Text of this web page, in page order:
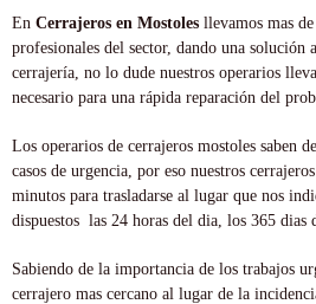
En Cerrajeros en Mostoles llevamos mas
profesionales del sector, dando una solución
cerrajería, no lo dude nuestros operarios
necesario para una rápida reparación del
Los operarios de cerrajeros mostoles saben
casos de urgencia, por eso nuestros
minutos para trasladarse al lugar que nos
dispuestos las 24 horas del dia, los 365 dias
Sabiendo de la importancia de los trabajos
cerrajero mas cercano al lugar de la